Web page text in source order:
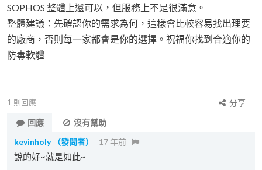
SOPHOS 整體上還可以，但服務上不是很滿意。
整體建議：先確認你的需求為何，這樣會比較容易找出理要
的廠商，否則每一家都會是你的選擇。祝福你找到合適你的
防毒軟體
1 則回應
分享
回應
沒有幫助
kevinholy
（發問者） 17 年前
說的好~就是如此~